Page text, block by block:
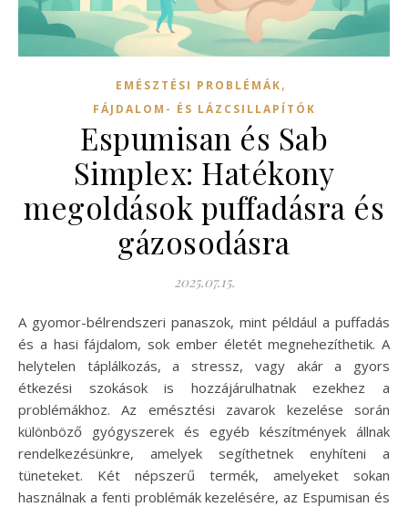
EMÉSZTÉSI PROBLÉMÁK,
FÁJDALOM- ÉS LÁZCSILLAPÍTÓK
Espumisan és Sab
Simplex: Hatékony
megoldások puffadásra és
gázosodásra
2025.07.15.
A gyomor-bélrendszeri panaszok, mint például a puffadás
és a hasi fájdalom, sok ember életét megnehezíthetik. A
helytelen táplálkozás, a stressz, vagy akár a gyors
étkezési szokások is hozzájárulhatnak ezekhez a
problémákhoz. Az emésztési zavarok kezelése során
különböző gyógyszerek és egyéb készítmények állnak
rendelkezésünkre, amelyek segíthetnek enyhíteni a
tüneteket. Két népszerű termék, amelyeket sokan
használnak a fenti problémák kezelésére, az Espumisan és